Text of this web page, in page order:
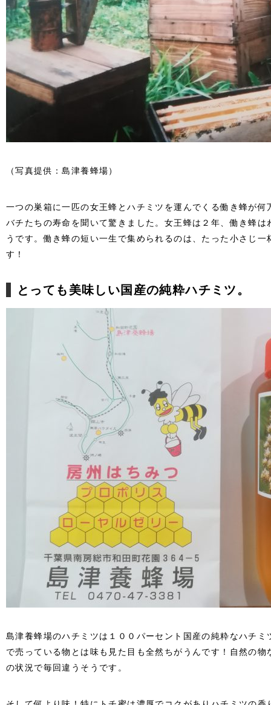
（写真提供：島津養蜂場）
一つの巣箱に一匹の女王蜂とハチミツを運んでくる働き蜂が
バチたちの寿命を聞いて驚きました。女王蜂は２年、働き蜂
うです。働き蜂の短い一生で集められるのは、たった小さじ
す！
とっても美味しい国産の純粋ハチミツ。
島津養蜂場のハチミツは１００パーセント国産の純粋なハチ
で売っている物とは味も見た目も全然ちがうんです！自然の
の状況で毎回違うそうです。